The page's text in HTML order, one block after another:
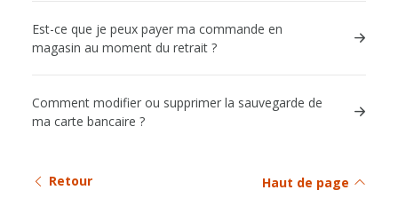
Est-ce que je peux payer ma commande en
magasin au moment du retrait ?
Comment modifier ou supprimer la sauvegarde de
ma carte bancaire ?
Retour Haut de page